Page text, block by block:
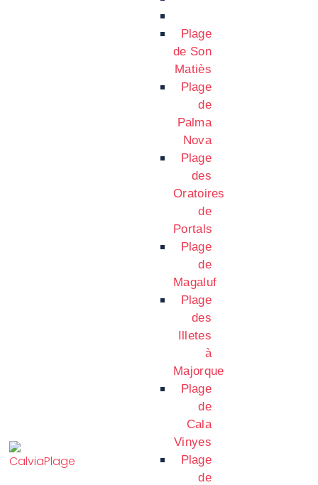
Plage
de Son
Matiès
Plage
de
Palma
Nova
Plage
des
Oratoires
de
Portals
Plage
de
Magaluf
Plage
des
Illetes
à
Majorque
Plage
de
Cala
Vinyes
Plage
de